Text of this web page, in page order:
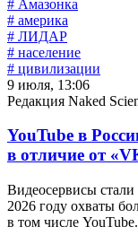
# Амазонка
# америка
# ЛИДАР
# население
# цивилизации
9 июля, 13:06
Редакция Naked
YouTube в
в отличие от
Видеосервисы
2026 году охваты
в том числе YouTube.